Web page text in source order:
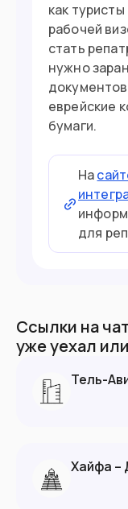
как
рабочей
стать
нужно
еврейские
бумаги.
На
для
Ссылки на
уже уехал
Тель-
Хайфа –